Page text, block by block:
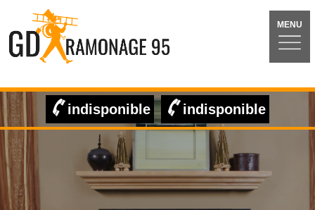
MENU
indisponible indisponible